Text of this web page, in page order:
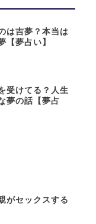
は吉夢？本当は
【夢占い】
受けてる？人生
夢の話【夢占
がセックスする